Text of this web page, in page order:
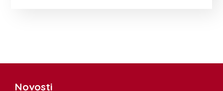
Novosti